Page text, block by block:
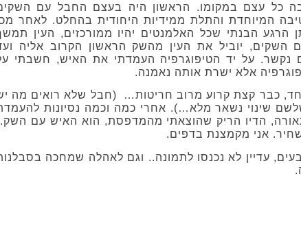
כל עצם במקומו. הראשון היה בעצם החבל עם
המיוחדת והתלת ממידיות היחודית בהחלט. לאחר
הרגע הבנתי שכל האלמנטים יהיו ממורכזים, העין
השקים, יוביל את העין מהשק הראשון הקרוב אליה
נקשר. על יד הטיפוגרפיה העמדתי את האיש, חשבתי
אלא ישרת אותה נאמנה.
כבר קצת קרוע מרוב חריטות… (חבל שלא רואים מה
שינוי נשאר מלא…). אחרי כמה וכמה נסיונות
הדיו הריק שהוצאתי מהמדפסת, הוא האיש עם
אני מקמצנת בדפים.
עדיין לא נכנסו לתמונה.. וגם לאהלה שמחכה